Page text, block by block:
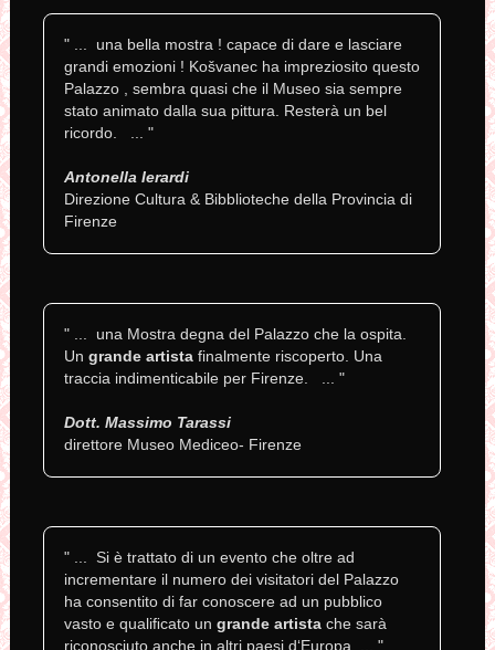
" ... una bella mostra ! capace di dare e lasciare
grandi emozioni ! Košvanec ha impreziosito questo
Palazzo , sembra quasi che il Museo sia sempre
stato animato dalla sua pittura. Resterà un bel
ricordo. ... "
Antonella Ierardi
Direzione Cultura & Bibblioteche della Provincia di
Firenze
" ... una Mostra degna del Palazzo che la ospita.
Un grande artista finalmente riscoperto. Una
traccia indimenticabile per Firenze. ... "
Dott. Massimo Tarassi
direttore Museo Mediceo- Firenze
" ... Si è trattato di un evento che oltre ad
incrementare il numero dei visitatori del Palazzo
ha consentito di far conoscere ad un pubblico
vasto e qualiﬁcato un grande artistache sarà
riconosciuto anche in altri paesi d‘Europa ... "